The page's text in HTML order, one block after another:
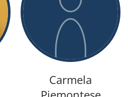
Carmela